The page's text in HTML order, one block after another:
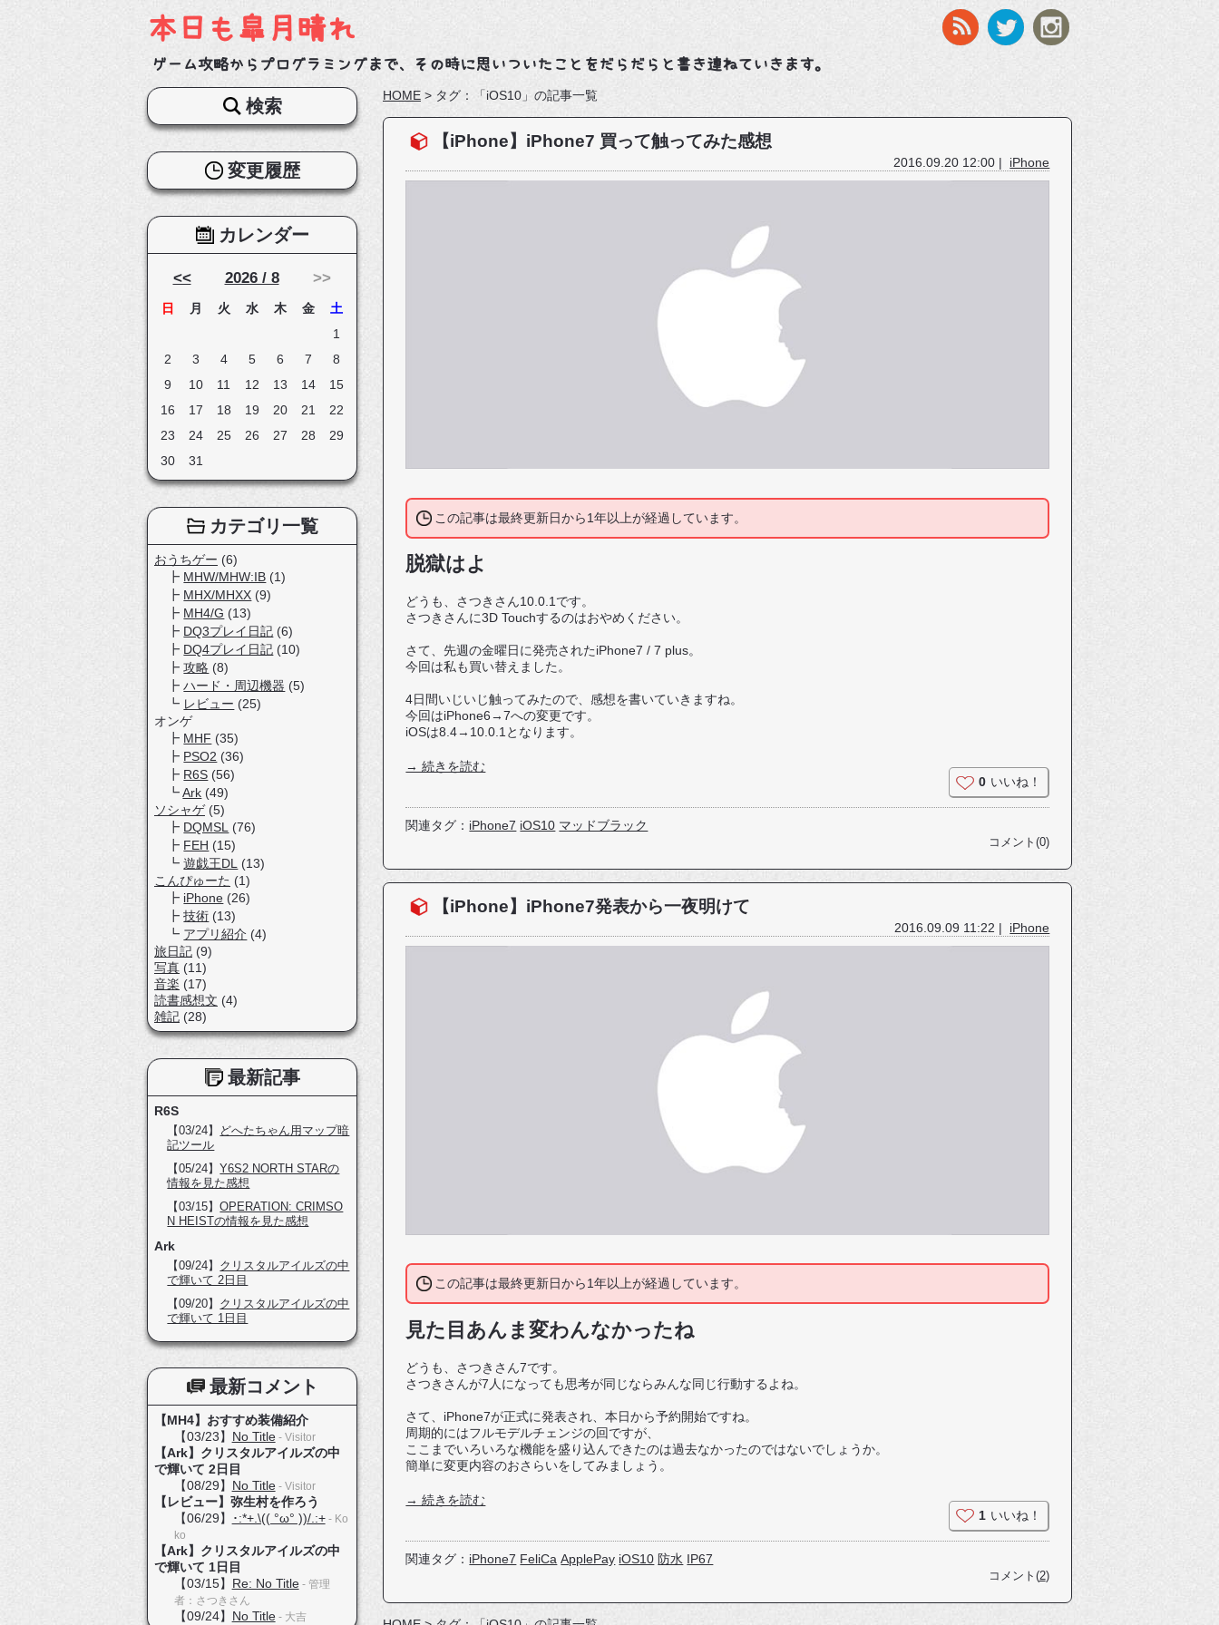
本日も皐月晴れ
ゲーム攻略からプログラミングまで、その時に思いついたことをだらだらと書き連ねていきます。
HOME > タグ：「iOS10」の記事一覧
【iPhone】iPhone7 買って触ってみた感想
2016.09.20 12:00 | iPhone
この記事は最終更新日から1年以上が経過しています。
脱獄はよ
どうも、さつきさん10.0.1です。
さつきさんに3D Touchするのはおやめください。
さて、先週の金曜日に発売されたiPhone7 / 7 plus。
今回は私も買い替えました。
4日間いじいじ触ってみたので、感想を書いていきますね。
今回はiPhone6→7への変更です。
iOSは8.4→10.0.1となります。
→ 続きを読む
0 いいね！
関連タグ： iPhone7 iOS10 マッドブラック
コメント(0)
【iPhone】iPhone7発表から一夜明けて
2016.09.09 11:22 | iPhone
この記事は最終更新日から1年以上が経過しています。
見た目あんま変わんなかったね
どうも、さつきさん7です。
さつきさんが7人になっても思考が同じならみんな同じ行動するよね。
さて、iPhone7が正式に発表され、本日から予約開始ですね。
周期的にはフルモデルチェンジの回ですが、
ここまでいろいろな機能を盛り込んできたのは過去なかったのではないでしょうか。
簡単に変更内容のおさらいをしてみましょう。
→ 続きを読む
1 いいね！
関連タグ： iPhone7 FeliCa ApplePay iOS10 防水 IP67
コメント(2)
検索
変更履歴
カレンダー
<< 2026 / 8 >>
日 月 火 水 木 金
土
1
2
3 4 5 6 7
8
9
10 11 12 13 14
15
16
17 18 19 20 21
22
23
24 25 26 27 28
29
30
31
カテゴリ一覧
おうちゲー (6)
MHW/MHW:IB (1)
MHX/MHXX (9)
MH4/G (13)
DQ3プレイ日記 (6)
DQ4プレイ日記 (10)
攻略 (8)
ハード・周辺機器 (5)
レビュー (25)
オンゲ
MHF (35)
PSO2 (36)
R6S (56)
Ark (49)
ソシャゲ(5)
DQMSL
(76)
FEH (15)
遊戯王DL
(13)
こんぴゅーた (1)
iPhone (26)
技術 (13)
アプリ紹介 (4)
旅日記 (9)
写真 (11)
音楽 (17)
読書感想文 (4)
雑記 (28)
最新記事
R6S
【03/24】
どへたちゃん用マップ暗
記ツール
【05/24】Y6S2 NORTH STARの
情報を見た感想
【03/15】OPERATION: CRIMSO
N HEISTの情報を見た感想
Ark
【09/24】 クリスタルアイルズの中
で輝いて 2日目
【09/20】 クリスタルアイルズの中
で輝いて 1日目
最新コメント
【MH4】おすすめ装備紹介
【03/23】 No Title- Visitor
【Ark】クリスタルアイルズの中
で輝いて 2日目
【08/29】 No Title- Visitor
【レビュー】弥生村を作ろう
【06/29】
･:*+.\(( °ω° ))/.:+- Ko
ko
【Ark】クリスタルアイルズの中
で輝いて 1日目
【03/15】 Re: No Title- 管理
者：さつきさん
【09/24】 No Title- 大吉